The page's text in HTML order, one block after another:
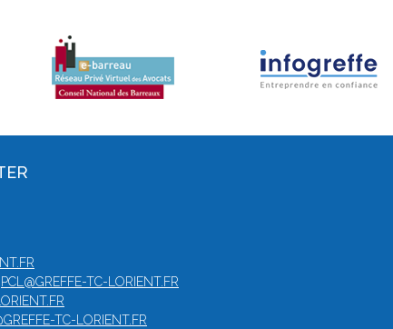
PCL@GREFFE-TC-LORIENT.FR
TC-LORIENT.FR